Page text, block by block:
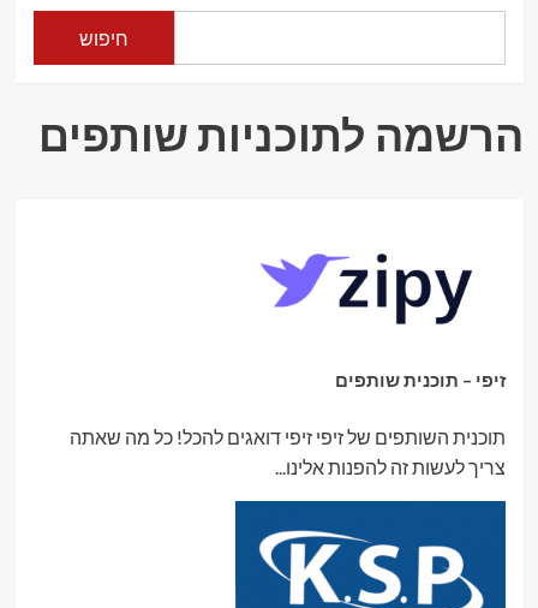
חיפוש
הרשמה לתוכניות שותפים
זיפי – תוכנית שותפים
תוכנית השותפים של זיפי זיפי דואגים להכל! כל מה שאתה
צריך לעשות זה להפנות אלינו...